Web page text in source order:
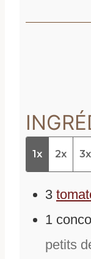
1x 2x 3x
3
1
petits